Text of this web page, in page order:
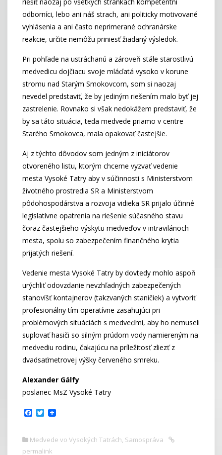
odborníci, lebo ani náš strach, ani politicky motivované
vyhlásenia a ani často neprimerané ochranárske
reakcie, určite nemôžu priniesť žiadaný výsledok.
Pri pohľade na ustráchanú a zároveň stále starostlivú
medvedicu dojčiacu svoje mláďatá vysoko v korune
stromu nad Starým Smokovcom, som si naozaj
nevedel predstaviť, že by jediným riešením malo byť jej
zastrelenie. Rovnako si však nedokážem predstaviť, že
by sa táto situácia, teda medvede priamo v centre
Starého Smokovca, mala opakovať častejšie.
Aj z týchto dôvodov som jedným z iniciátorov
otvoreného listu, ktorým chceme vyzvať vedenie
mesta Vysoké Tatry aby v súčinnosti s Ministerstvom
životného prostredia SR a Ministerstvom
pôdohospodárstva a rozvoja vidieka SR prijalo účinné
legislatívne opatrenia na riešenie súčasného stavu
čoraz častejšieho výskytu medveďov v intravilánoch
mesta, spolu so zabezpečením finančného krytia
prijatých riešení.
Vedenie mesta Vysoké Tatry by dovtedy mohlo aspoň
urýchliť odovzdanie nevzhľadných zabezpečených
stanovíšť kontajnerov (takzvaných staničiek) a vytvoriť
profesionálny tím operatívne zasahujúci pri
problémových situáciách s medveďmi, aby ho nemuseli
suplovať hasiči so silným prúdom vody namiereným na
medvediu rodinu, čakajúcu na príležitosť zliezť z
dvadsaťmetrovej výšky červeného smreku.
Alexander Gálfy
poslanec MsZ Vysoké Tatry
e
b
o
T
t
t
e
Medvede vo Vysokých Tatrách, Samospráva
permalink